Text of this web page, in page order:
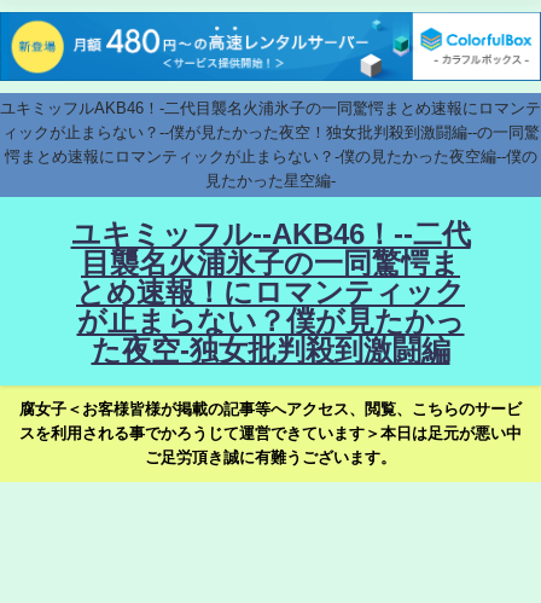
ユキミッフルAKB46！-二代目襲名火浦氷子の一同驚愕まとめ速報にロマンテ
ィックが止まらない？--僕が見たかった夜空！独女批判殺到激闘編--の一同驚
愕まとめ速報にロマンティックが止まらない？-僕の見たかった夜空編--僕の
見たかった星空編-
ユキミッフル--AKB46！--二代
目襲名火浦氷子の一同驚愕ま
とめ速報！にロマンティック
が止まらない？僕が見たかっ
た夜空-独女批判殺到激闘編
腐女子＜お客様皆様が掲載の記事等へアクセス、閲覧、こちらのサービ
スを利用される事でかろうじて運営できています＞本日は足元が悪い中
ご足労頂き誠に有難うございます。